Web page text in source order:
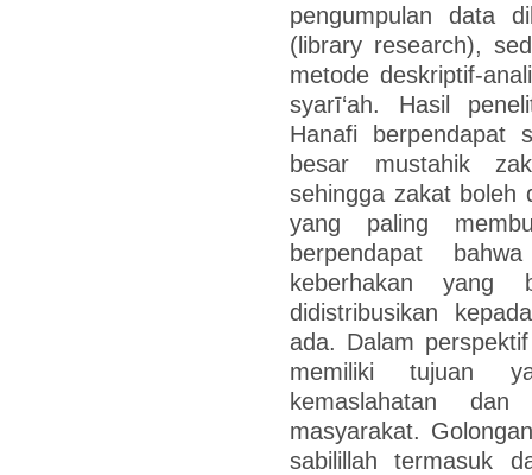
pengumpulan data
(library research),
metode deskriptif-
syarī‘ah. Hasil
Hanafi berpendapat
besar mustahik
sehingga zakat boleh
yang paling
berpendapat
keberhakan yang
didistribusikan
ada. Dalam
memiliki tujuan
kemaslahatan
masyarakat.
sabilillah termasuk